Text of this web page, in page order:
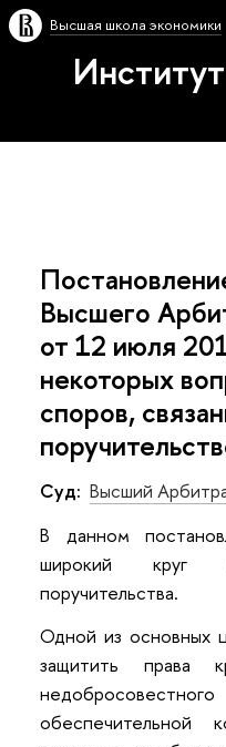
Высшая школа экономики
Высшего
от 12 июля
некоторых
споров,
Суд: Высший
В данном
широкий круг
поручительства.
Одной из основных
защитить права
обеспечительной